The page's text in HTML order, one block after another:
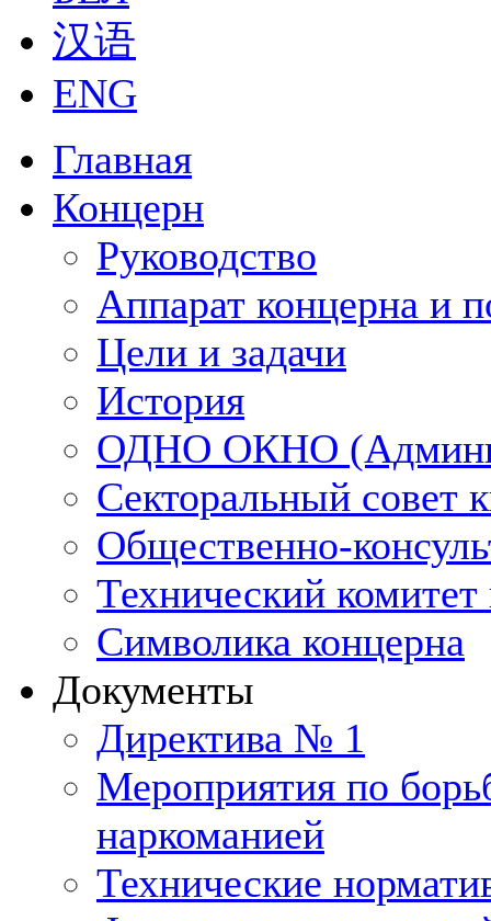
汉语
ENG
Главная
Концерн
Руководство
Аппарат концерна и
Цели и задачи
История
ОДНО ОКНО
Секторальный совет
Общественно-
Технический
Символика концерна
Документы
Директива № 1
Мероприятия по
наркоманией
Технические